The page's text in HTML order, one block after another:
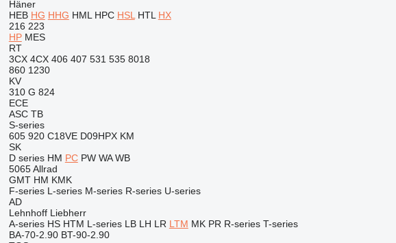
Häner
HEB HG HHG HML HPC HSL HTL HX
216 223
HP MES
RT
3CX 4CX 406 407 531 535 8018
860 1230
KV
310 G 824
ECE
ASC TB
S-series
605 920 C18VE D09HPX KM
SK
D series HM PC PW WA WB
5065 Allrad
GMT HM KMK
F-series L-series M-series R-series U-series
AD
Lehnhoff Liebherr
A-series HS HTM L-series LB LH LR LTM MK PR R-series T-series
BA-70-2.90 BT-90-2.90